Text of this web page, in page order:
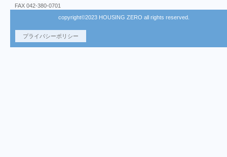
FAX 042-380-0701
copyright©2023 HOUSING ZERO all rights reserved.
プライバシーポリシー